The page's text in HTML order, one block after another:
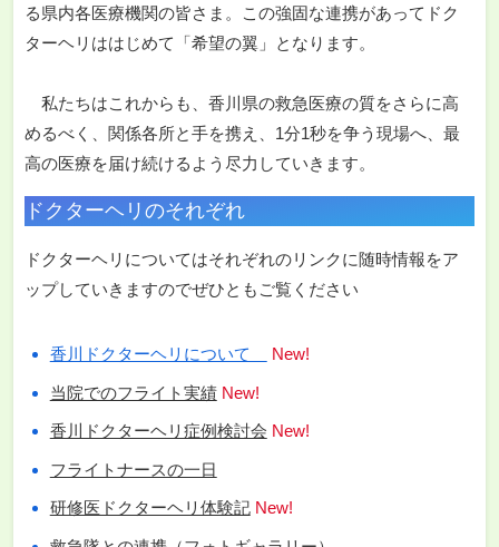
る県内各医療機関の皆さま。この強固な連携があってドク
ターヘリははじめて「希望の翼」となります。
私たちはこれからも、香川県の救急医療の質をさらに高
めるべく、関係各所と手を携え、1分1秒を争う現場へ、最
高の医療を届け続けるよう尽力していきます。
ドクターヘリのそれぞれ
ドクターヘリについてはそれぞれのリンクに随時情報をア
ップしていきますのでぜひともご覧ください
香川ドクターヘリについて New!
当院でのフライト実績 New!
香川ドクターヘリ症例検討会 New!
フライトナースの一日
研修医ドクターヘリ体験記 New!